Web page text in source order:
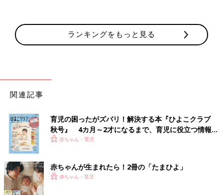
ランキングをもっと見る
関連記事
育児の困ったがズバリ！解決する本『ひよこクラブ
秋号』 4カ月～2才になるまで、育児に役立つ情報が
いっぱい！
赤ちゃん・育児
赤ちゃんが生まれたら！2冊の「たまひよ」
赤ちゃん・育児